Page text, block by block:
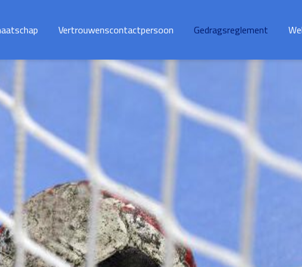
Vertrouwenscontactpersoon Gedragsreglement